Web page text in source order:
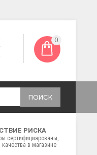
0
ПОИСК
РИСКА
сертифициарованы,
качества в магазине